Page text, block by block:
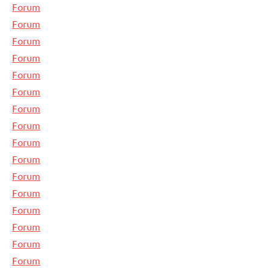
Forum
Forum
Forum
Forum
Forum
Forum
Forum
Forum
Forum
Forum
Forum
Forum
Forum
Forum
Forum
Forum